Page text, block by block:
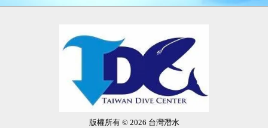
版權所有 © 2026 台灣潛水